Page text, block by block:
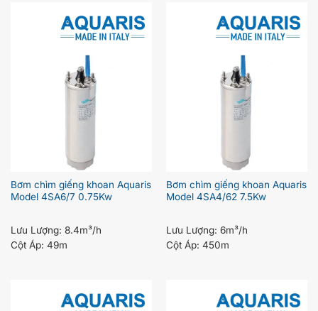
Bơm chìm giếng khoan Aquaris
Model 4SA6/7 0.75Kw
Lưu Lượng: 8.4m³/h
Cột Áp: 49m
Bơm chìm giếng khoan Aquaris
Model 4SA4/62 7.5Kw
Lưu Lượng: 6m³/h
Cột Áp: 450m